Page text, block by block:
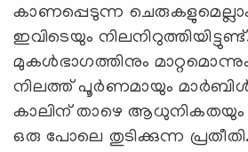
കാണപ്പെടുന്ന
ഇവിടെയും
മുകള്‍ഭാഗത്തിനും മാറ്റമൊന്നും
നിലത്ത് പൂര്‍ണമായും മാര്‍ബിള്‍
കാലിന് താഴെ ആധുനികതയും
ഒരു പോലെ തുടിക്കുന്ന